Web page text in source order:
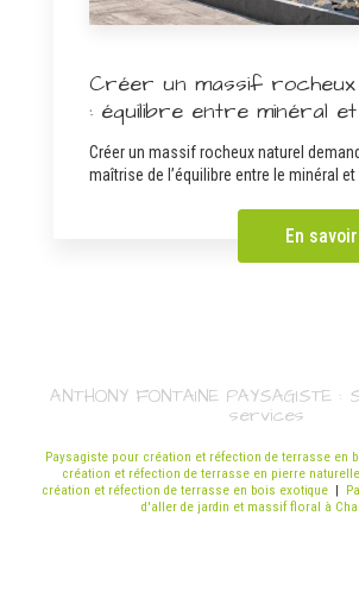
Créer un massif
: équilibre entre minéral
Créer un massif rocheux naturel
maîtrise de l’équilibre entre le minéral et
En
ANTHONY FONTAINE
services
Paysagiste pour création et réfection de terrasse en
création et réfection de terrasse en pierre naturelle
création et réfection de terrasse en bois exotique|
d'aller de jardin et massif floral à